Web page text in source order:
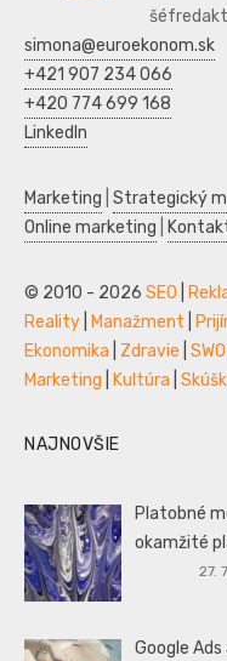
simona@euroekonom.sk
+421 907 234 066
+420 774 699 168
LinkedIn
Marketing Strategický
Online marketing
© 2010 - 2026 SEO
Reality
Manažment
Ekonomika
Zdravie
Marketing
Kultúra
NAJNOVŠIE
Platobné
okamžité
27.
Google